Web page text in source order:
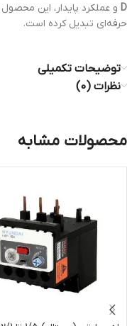
D و عملکرد پایدار، این
حرفه‌ای تبدیل کرده است.
توضیحات تکمیلی
نظرات (0)
محصولات مشابه